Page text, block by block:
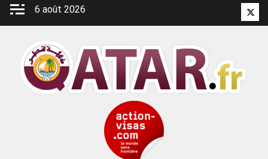
Aller
6 août 2026